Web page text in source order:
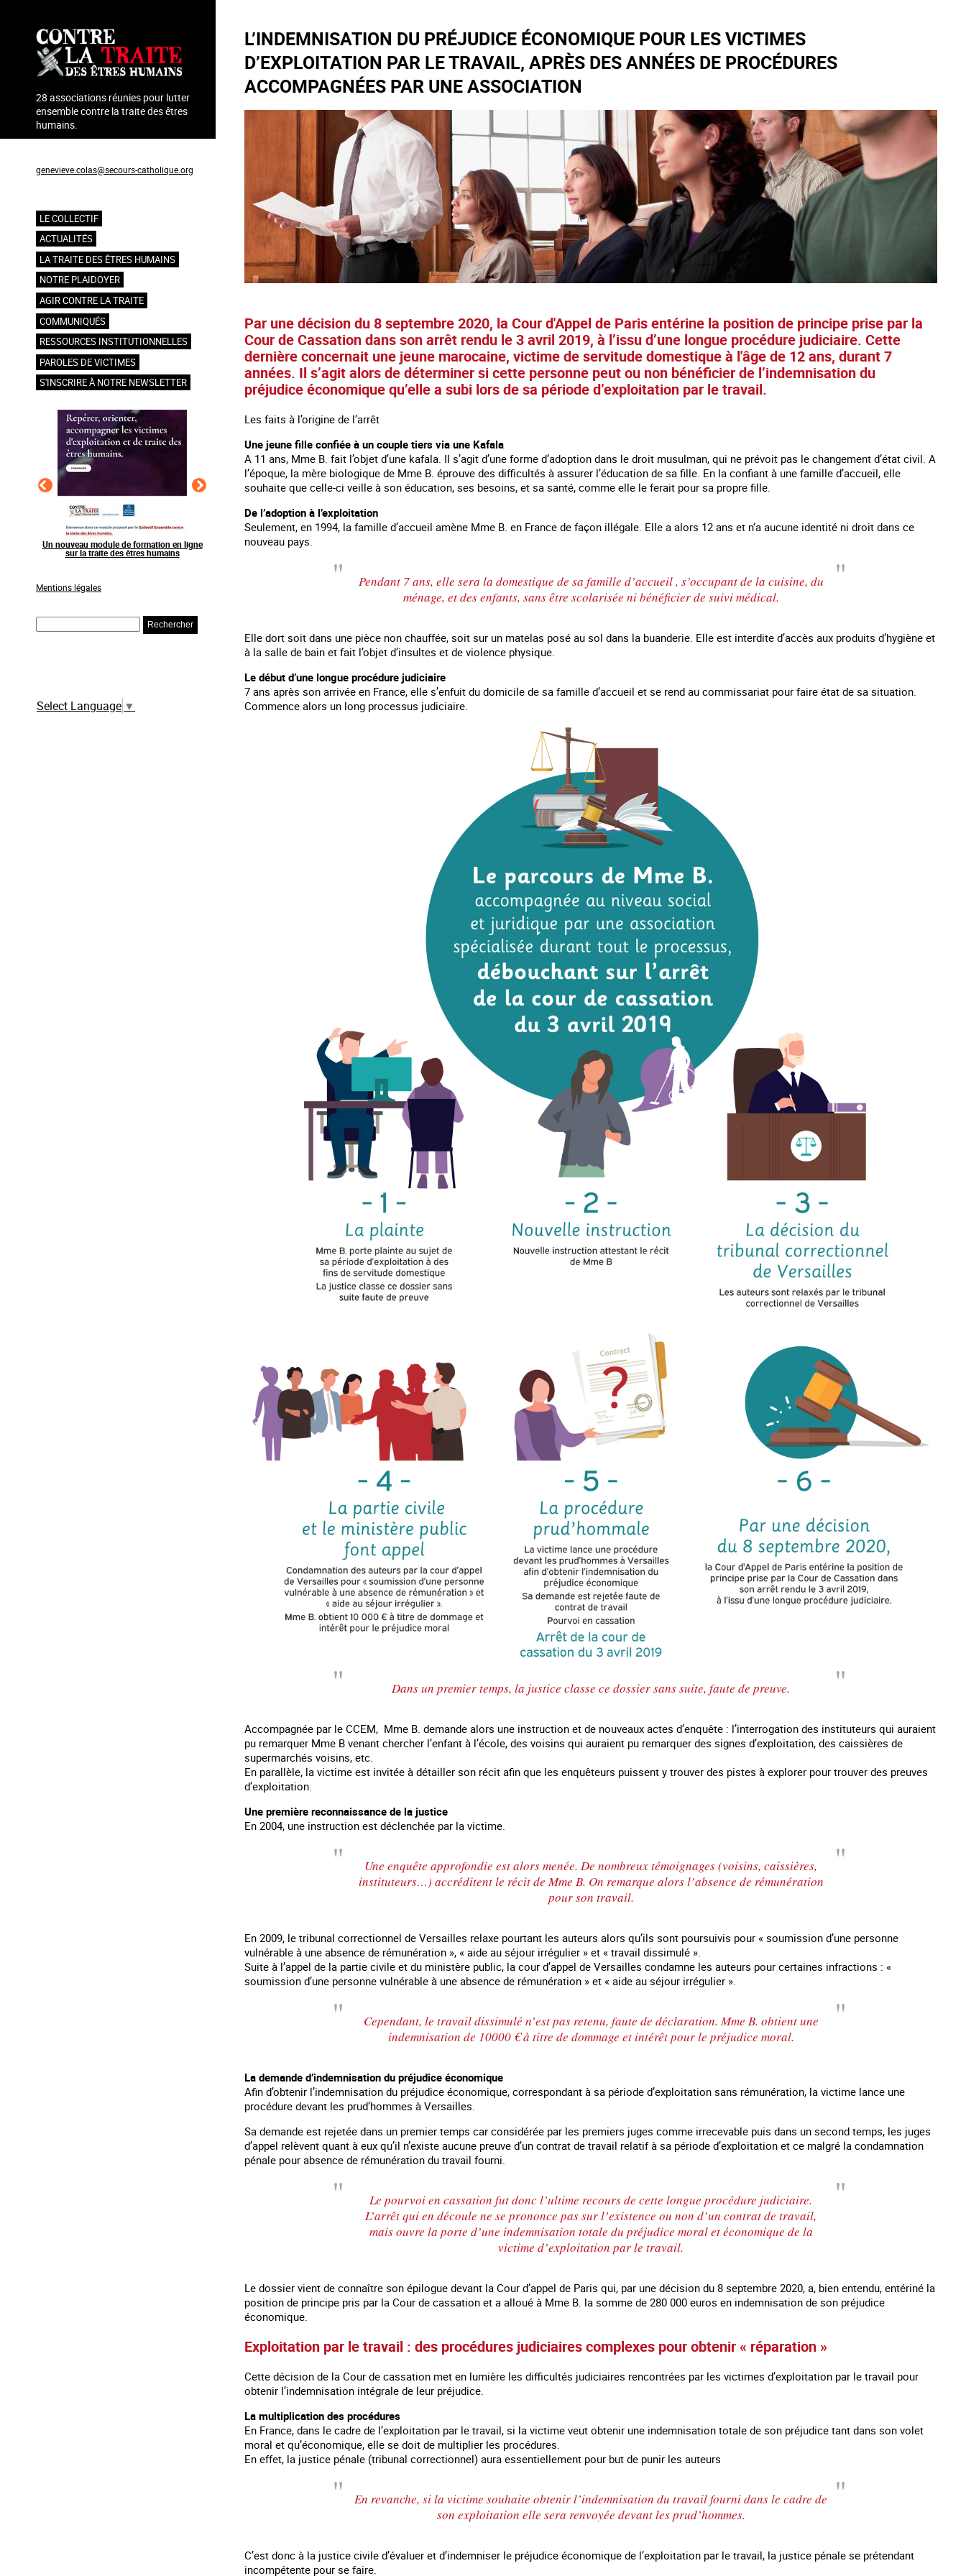
contenu
principal
28 associations réunies pour lutter
ensemble contre la traite des êtres
humains.
genevieve.colas@secours-catholique.org
Navigation
principale
LE COLLECTIF
ACTUALITÉS
LA TRAITE DES ÊTRES HUMAINS
NOTRE PLAIDOYER
AGIR CONTRE LA TRAITE
COMMUNIQUÉS
RESSOURCES INSTITUTIONNELLES
PAROLES DE VICTIMES
S'INSCRIRE À NOTRE NEWSLETTER
Raising awareness on the sidelines of major
sporting events
Agir contre l’exploitation en marge des
Mentions légales
Select Language ▼
L’INDEMNISATION DU PRÉJUDICE ÉCONOMIQUE POUR LES VICTIMES
D’EXPLOITATION PAR LE TRAVAIL, APRÈS DES ANNÉES DE PROCÉDURES
ACCOMPAGNÉES PAR UNE ASSOCIATION
Par une décision du 8 septembre 2020, la Cour d'Appel de Paris entérine la position de principe prise par la
Cour de Cassation dans son arrêt rendu le 3 avril 2019, à l’issu d’une longue procédure judiciaire. Cette
dernière concernait une jeune marocaine, victime de servitude domestique à l'âge de 12 ans, durant 7
années. Il s’agit alors de déterminer si cette personne peut ou non bénéficier de l’indemnisation du
préjudice économique qu’elle a subi lors de sa période d’exploitation par le travail.
Les faits à l’origine de l’arrêt
Une jeune fille confiée à un couple tiers via une Kafala
A 11 ans, Mme B. fait l’objet d’une kafala. Il s’agit d’une forme d’adoption dans le droit musulman, qui ne prévoit pas le changement d’état civil. A
l’époque, la mère biologique de Mme B. éprouve des difficultés à assurer l’éducation de sa fille. En la confiant à une famille d’accueil, elle
souhaite que celle-ci veille à son éducation, ses besoins, et sa santé, comme elle le ferait pour sa propre fille.
De l’adoption à l’exploitation
Seulement, en 1994, la famille d’accueil amène Mme B. en France de façon illégale. Elle a alors 12 ans et n‘a aucune identité ni droit dans ce
nouveau pays.
Pendant 7 ans, elle sera la domestique de sa famille d’accueil , s’occupant de la cuisine, du
ménage, et des enfants, sans être scolarisée ni bénéficier de suivi médical.
Elle dort soit dans une pièce non chauffée, soit sur un matelas posé au sol dans la buanderie. Elle est interdite d’accès aux produits d’hygiène et
à la salle de bain et fait l’objet d’insultes et de violence physique.
Le début d’une longue procédure judiciaire
7 ans après son arrivée en France, elle s’enfuit du domicile de sa famille d’accueil et se rend au commissariat pour faire état de sa situation.
Commence alors un long processus judiciaire.
Dans un premier temps, la justice classe ce dossier sans suite, faute de preuve.
Accompagnée par le CCEM, Mme B. demande alors une instruction et de nouveaux actes d’enquête : l’interrogation des instituteurs qui auraient
pu remarquer Mme B venant chercher l’enfant à l’école, des voisins qui auraient pu remarquer des signes d’exploitation, des caissières de
supermarchés voisins, etc.
En parallèle, la victime est invitée à détailler son récit afin que les enquêteurs puissent y trouver des pistes à explorer pour trouver des preuves
d’exploitation.
Une première reconnaissance de la justice
En 2004, une instruction est déclenchée par la victime.
Une enquête approfondie est alors menée. De nombreux témoignages (voisins, caissières,
instituteurs…) accréditent le récit de Mme B. On remarque alors l’absence de rémunération
pour son travail.
En 2009, le tribunal correctionnel de Versailles relaxe pourtant les auteurs alors qu’ils sont poursuivis pour « soumission d’une personne
vulnérable à une absence de rémunération », « aide au séjour irrégulier » et « travail dissimulé ».
Suite à l’appel de la partie civile et du ministère public, la cour d’appel de Versailles condamne les auteurs pour certaines infractions : «
soumission d’une personne vulnérable à une absence de rémunération » et « aide au séjour irrégulier ».
Cependant, le travail dissimulé n’est pas retenu, faute de déclaration. Mme B. obtient une
indemnisation de 10000 € à titre de dommage et intérêt pour le préjudice moral.
La demande d’indemnisation du préjudice économique
Afin d’obtenir l’indemnisation du préjudice économique, correspondant à sa période d’exploitation sans rémunération, la victime lance une
procédure devant les prud’hommes à Versailles.
Sa demande est rejetée dans un premier temps car considérée par les premiers juges comme irrecevable puis dans un second temps, les juges
d’appel relèvent quant à eux qu’il n’existe aucune preuve d’un contrat de travail relatif à sa période d’exploitation et ce malgré la condamnation
pénale pour absence de rémunération du travail fourni.
Le pourvoi en cassation fut donc l’ultime recours de cette longue procédure judiciaire.
L’arrêt qui en découle ne se prononce pas sur l’existence ou non d’un contrat de travail,
mais ouvre la porte d’une indemnisation totale du préjudice moral et économique de la
victime d’exploitation par le travail.
Le dossier vient de connaître son épilogue devant la Cour d’appel de Paris qui, par une décision du 8 septembre 2020, a, bien entendu, entériné la
position de principe pris par la Cour de cassation et a alloué à Mme B. la somme de 280 000 euros en indemnisation de son préjudice
économique.
Exploitation par le travail : des procédures judiciaires complexes pour obtenir « réparation »
Cette décision de la Cour de cassation met en lumière les difficultés judiciaires rencontrées par les victimes d’exploitation par le travail pour
obtenir l’indemnisation intégrale de leur préjudice.
La multiplication des procédures
En France, dans le cadre de l’exploitation par le travail, si la victime veut obtenir une indemnisation totale de son préjudice tant dans son volet
moral et qu’économique, elle se doit de multiplier les procédures.
En effet, la justice pénale (tribunal correctionnel) aura essentiellement pour but de punir les auteurs
En revanche, si la victime souhaite obtenir l’indemnisation du travail fourni dans le cadre de
son exploitation elle sera renvoyée devant les prud’hommes.
C’est donc à la justice civile d’évaluer et d’indemniser le préjudice économique de l’exploitation par le travail, la justice pénale se prétendant
incompétente pour se faire.